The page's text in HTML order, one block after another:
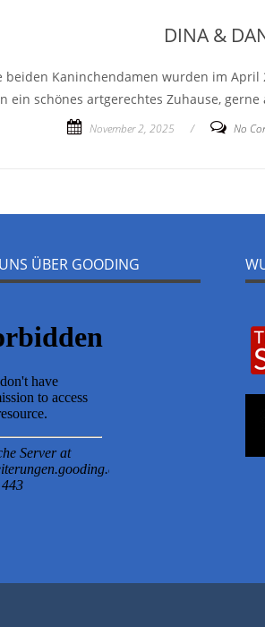
DINA &
Kaninchendamen wurden im
ein schönes artgerechtes Zuhause,
November 2, 2025 / No
ÜBER GOODING